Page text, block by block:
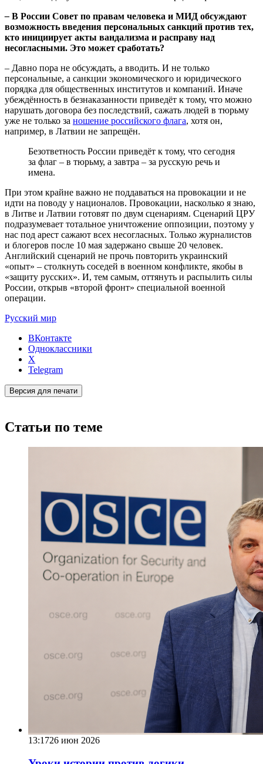
– В России Совет по правам человека и МИД обсуждают
возможность введения персональных санкций против тех,
кто инициирует акты вандализма и расправу над
несогласными. Это может сработать?
– Давно пора не обсуждать, а вводить. И не только
персональные, а санкции экономического и юридического
порядка для общественных институтов и компаний. Иначе
убеждённость в безнаказанности приведёт к тому, что можно
нарушать договора без последствий, сажать людей в тюрьму
уже не только за ношение российского флага, хотя он,
например, в Латвии не запрещён.
Безответность России приведёт к тому, что сегодня
за флаг – в тюрьму, а завтра – за русскую речь и
имена.
При этом крайне важно не поддаваться на провокации и не
идти на поводу у националов. Провокации, насколько я знаю,
в Литве и Латвии готовят по двум сценариям. Сценарий ЦРУ
подразумевает тотальное уничтожение оппозиции, поэтому у
нас под арест сажают всех несогласных. Только журналистов
и блогеров после 10 мая задержано свыше 20 человек.
Английский сценарий не прочь повторить украинский
«опыт» – столкнуть соседей в военном конфликте, якобы в
«защиту русских». И, тем самым, оттянуть и распылить силы
России, открыв «второй фронт» специальной военной
операции.
Русский мир
ВКонтакте
Одноклассники
X
Telegram
Версия для печати
Статьи по теме
13:1726 июн 2026